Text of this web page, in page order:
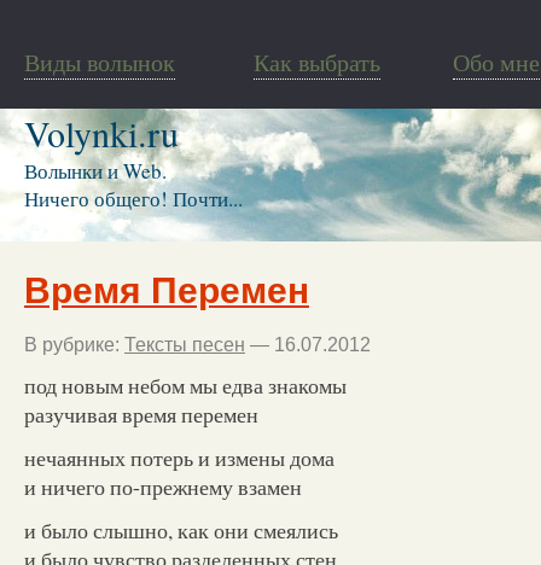
Виды волынок Как выбрать Обо мне
Volynki.ru
Волынки и Web.
Ничего общего! Почти...
Время Перемен
В рубрике: Тексты песен — 16.07.2012
под новым небом мы едва знакомы
разучивая время перемен
нечаянных потерь и измены дома
и ничего по-прежнему взамен
и было слышно, как они смеялись
и было чувство разделенных стен